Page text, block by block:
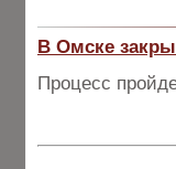
В Омске
Процесс